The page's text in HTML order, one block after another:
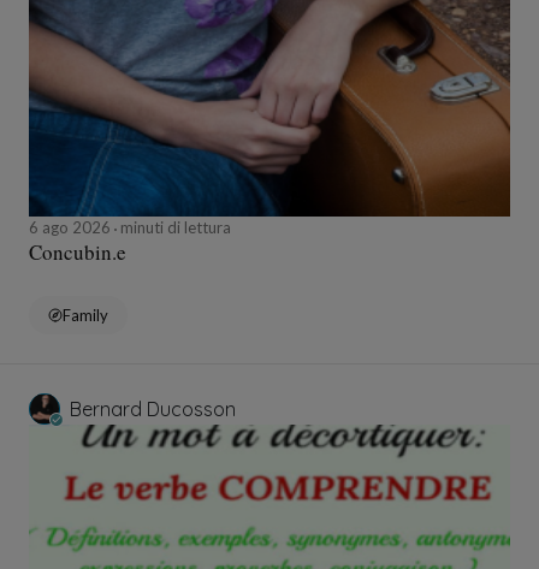
6 ago 2026 minuti di lettura
Concubin.e
Family
Bernard Ducosson